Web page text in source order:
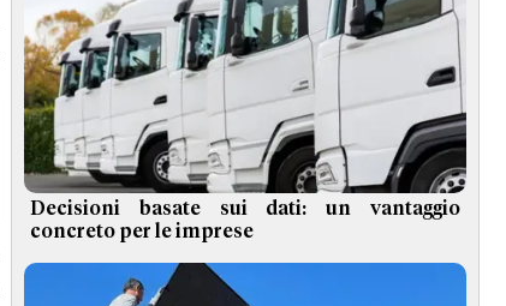
Decisioni basate sui dati: un vantaggio
concreto per le imprese